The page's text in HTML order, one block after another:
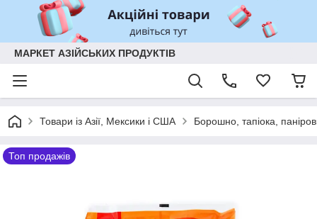
МАРКЕТ АЗІЙСЬКИХ ПРОДУКТІВ
Товари із Азії, Мексики і США Борошно, тапіока,
Топ продажів